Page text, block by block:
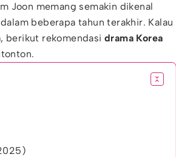
Joon memang semakin dikenal
beberapa tahun terakhir. Kalau
berikut rekomendasi drama Korea